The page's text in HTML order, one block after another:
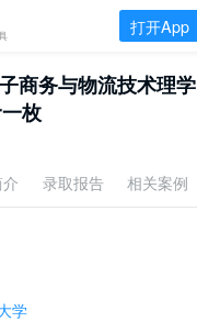
打开App
商务与物流技术理学
枚
录取报告 相关案例
学